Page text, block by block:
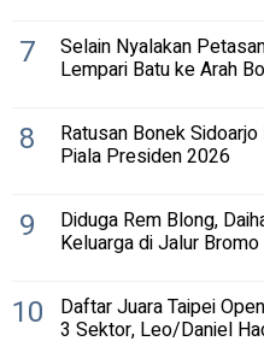
7 Selain Nyalakan
Lempari Batu ke Arah
8 Ratusan Bonek
Piala Presiden 2026
9 Diduga Rem Blong,
Keluarga di Jalur
10 Daftar Juara Taipei
3 Sektor, Leo/Daniel